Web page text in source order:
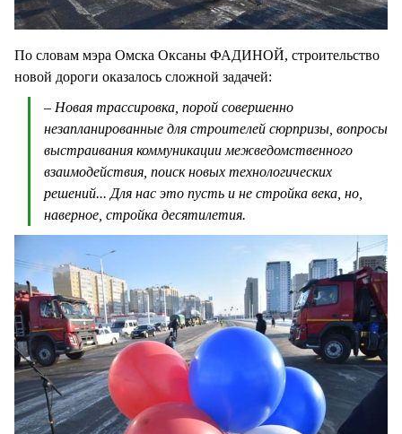
По словам мэра Омска Оксаны ФАДИНОЙ, строительство
новой дороги оказалось сложной задачей:
– Новая трассировка, порой совершенно
незапланированные для строителей сюрпризы, вопросы
выстраивания коммуникации межведомственного
взаимодействия, поиск новых технологических
решений... Для нас это пусть и не стройка века, но,
наверное, стройка десятилетия.